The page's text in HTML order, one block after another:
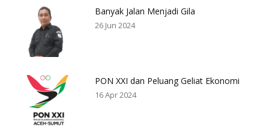
Banyak Jalan Menjadi Gila
26 Jun 2024
PON XXI dan Peluang Geliat Ekonomi
16 Apr 2024